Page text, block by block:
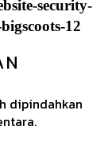
security-
12
dipindahkan